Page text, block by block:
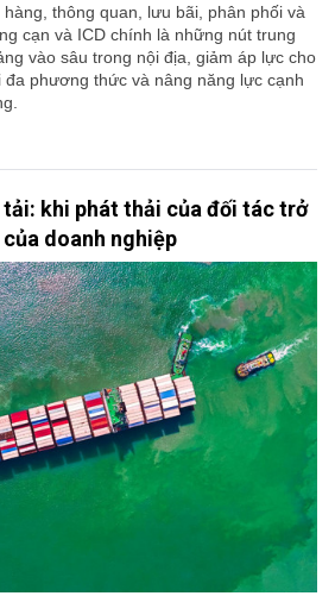
thông quan, lưu bãi, phân phối và
cạn và ICD chính là những nút trung
vào sâu trong nội địa, giảm áp lực cho
phương thức và nâng năng lực cạnh
khi phát thải của đối tác trở
doanh nghiệp